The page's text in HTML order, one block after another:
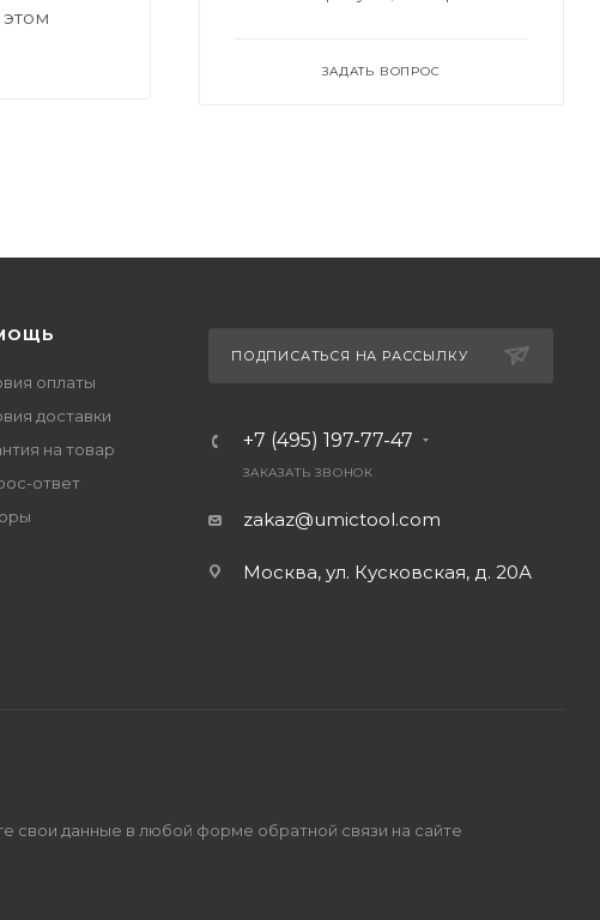
ЗАДАТЬ ВОПРОС
оплаты
доставки
на товар
ответ
ПОДПИСАТЬСЯ НА РАССЫЛКУ
+7 (495) 197-77-47
ЗАКАЗАТЬ ЗВОНОК
zakaz@umictool.com
Москва, ул. Кусковская, д. 20А
свои данные в любой форме обратной связи на сайте